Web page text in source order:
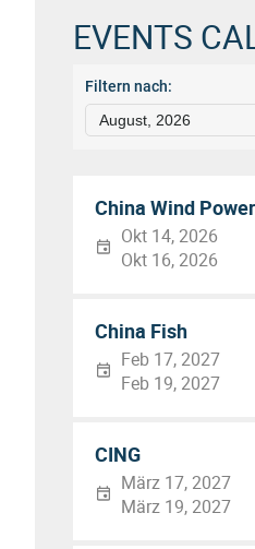
EVENTS
Filtern nach:
August, 2026
China Wind Power
Okt 14, 2026
Okt 16, 2026
China Fish
Feb 17, 2027
Feb 19, 2027
CING
März 17, 2027
März 19, 2027